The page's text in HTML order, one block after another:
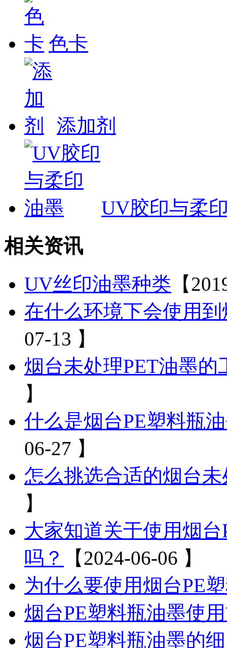
色卡
添加剂
UV胶印与柔
相关资讯
UV丝印油墨种类 【
在什么环境下会使用
07-13 】
烟台未处理PET油墨的
】
什么是烟台PE塑料瓶
06-27 】
怎么挑选合适的烟台
】
大家知道关于使用烟
吗？
【2024-06-06 】
为什么要使用烟台PE
烟台PE塑料瓶油墨使
烟台PE塑料瓶油墨的